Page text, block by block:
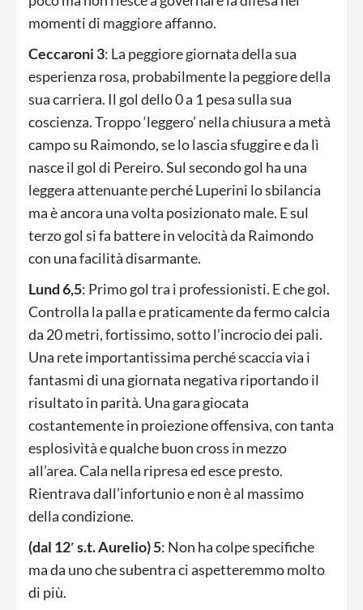
momenti di maggiore affanno.
Ceccaroni 3: La peggiore giornata della sua
esperienza rosa, probabilmente la peggiore della
sua carriera. Il gol dello 0 a 1 pesa sulla sua
coscienza. Troppo ‘leggero’ nella chiusura a metà
campo su Raimondo, se lo lascia sfuggire e da lì
nasce il gol di Pereiro. Sul secondo gol ha una
leggera attenuante perché Luperini lo sbilancia
ma è ancora una volta posizionato male. E sul
terzo gol si fa battere in velocità da Raimondo
con una facilità disarmante.
Lund 6,5: Primo gol tra i professionisti. E che gol.
Controlla la palla e praticamente da fermo calcia
da 20 metri, fortissimo, sotto l’incrocio dei pali.
Una rete importantissima perché scaccia via i
fantasmi di una giornata negativa riportando il
risultato in parità. Una gara giocata
costantemente in proiezione offensiva, con tanta
esplosività e qualche buon cross in mezzo
all’area. Cala nella ripresa ed esce presto.
Rientrava dall’infortunio e non è al massimo
della condizione.
(dal 12′ s.t. Aurelio) 5: Non ha colpe specifiche
ma da uno che subentra ci aspetteremmo molto
di più.